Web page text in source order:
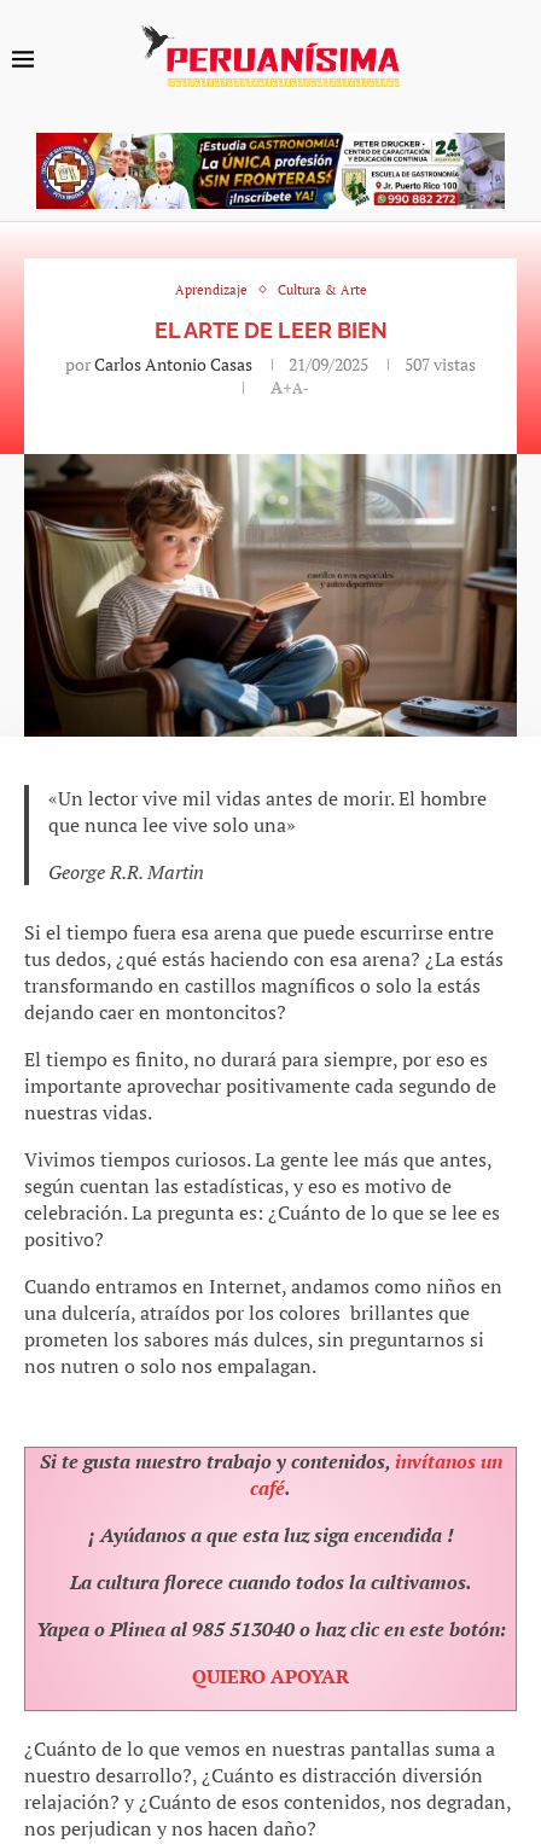
Aprendizaje Cultura & Arte
EL ARTE DE LEER BIEN
porCarlos Antonio Casas 21/09/2025 507vistas
A+A-
«Un lector vive mil vidas antes de morir. El hombre
que nunca lee vive solo una»
George R.R. Martin
Si el tiempo fuera esa arena que puede escurrirse entre
tus dedos, ¿qué estás haciendo con esa arena? ¿La estás
transformando en castillos magníficos o solo la estás
dejando caer en montoncitos?
El tiempo es finito, no durará para siempre, por eso es
importante aprovechar positivamente cada segundo de
nuestras vidas.
Vivimos tiempos curiosos. La gente lee más que antes,
según cuentan las estadísticas, y eso es motivo de
celebración. La pregunta es: ¿Cuánto de lo que se lee es
positivo?
Cuando entramos en Internet, andamos como niños en
una dulcería, atraídos por los colores brillantes que
prometen los sabores más dulces, sin preguntarnos si
nos nutren o solo nos empalagan.
Si te gusta nuestro trabajo y contenidos,invítanos un
café.
¡ Ayúdanos a que esta luz siga encendida !
La cultura florece cuando todos la cultivamos.
Yapea o Plinea al 985 513040 o haz clic en este botón:
QUIERO APOYAR
¿Cuánto de lo que vemos en nuestras pantallas suma a
nuestro desarrollo?, ¿Cuánto es distracción diversión
relajación? y ¿Cuánto de esos contenidos, nos degradan,
nos perjudican y nos hacen daño?